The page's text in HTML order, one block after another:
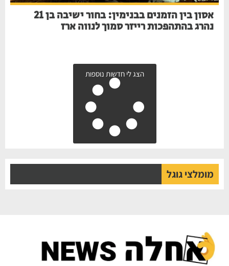
אסון בין הזמנים בבנימין: בחור ישיבה בן 21
נהרג בהתהפכות רייזר סמוך לנווה ארז
הצג לי חדשות נוספות
מומלצי גוגל